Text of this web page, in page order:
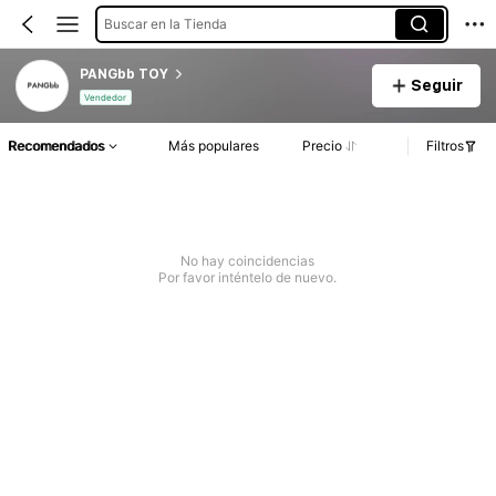
Buscar en la Tienda
PANGbb TOY
Vendedor
Seguir
Recomendados Más populares Precio Filtros
No hay coincidencias
Por favor inténtelo de nuevo.